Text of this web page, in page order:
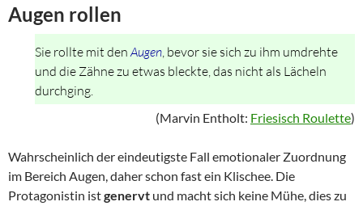
Augen rollen
Sie rollte mit denAugen, bevor sie sich zu ihm umdrehte
und die Zähne zu etwas bleckte, das nicht als Lächeln
durchging.
(Marvin Entholt: Friesisch Roulette)
Wahrscheinlich der eindeutigste Fall emotionaler Zuordnung
im Bereich Augen, daher schon fast ein Klischee. Die
Protagonistin istgenervt und macht sich keine Mühe, dies zu